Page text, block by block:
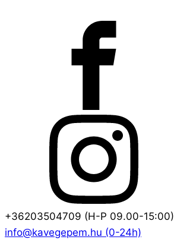
+36203504709 (H-P 09.00-15:00)
info@kavegepem.hu (0-24h)